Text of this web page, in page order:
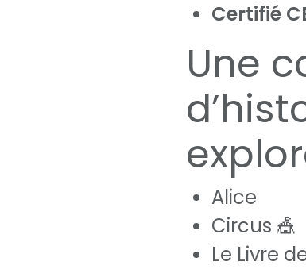
Certifié
Une
Alice
Circus 🎪
Le Livre